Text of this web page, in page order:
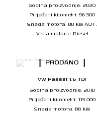
Godina proizvodnje: 2020
Prijeđeni kilometri: 96.500
Snaga motora: 88 kW AUT.
Vrsta motora: Diesel
PRODANO
VW Passat 1,6 TDI
Godina proizvodnje: 2018
Prijeđeni kilometri: 115.000
Snaga motora: 88 kW